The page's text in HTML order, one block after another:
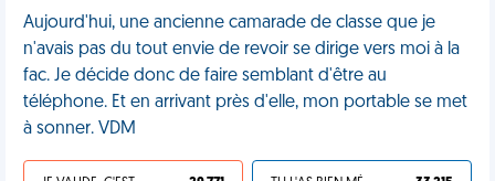
Aujourd'hui, une ancienne camarade de classe que je
n'avais pas du tout envie de revoir se dirige vers moi à la
fac. Je décide donc de faire semblant d'être au
téléphone. Et en arrivant près d'elle, mon portable se met
à sonner. VDM